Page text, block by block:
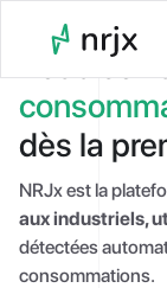
Réduisez
dès la
NRJx est la
aux industriels,
détectées
consommations.